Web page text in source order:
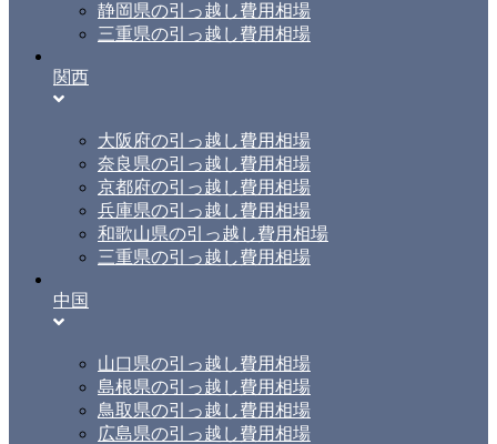
静岡県の引っ越し費用相場
三重県の引っ越し費用相場
関西
大阪府の引っ越し費用相場
奈良県の引っ越し費用相場
京都府の引っ越し費用相場
兵庫県の引っ越し費用相場
和歌山県の引っ越し費用相場
三重県の引っ越し費用相場
中国
山口県の引っ越し費用相場
島根県の引っ越し費用相場
鳥取県の引っ越し費用相場
広島県の引っ越し費用相場